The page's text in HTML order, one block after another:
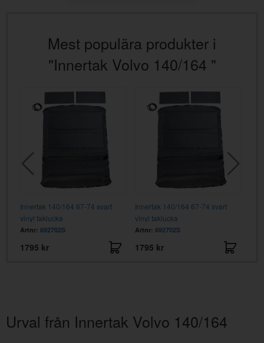
Mest populära produkter i
"Innertak Volvo 140/164 "
Innertak 140/164 67-74 svart
vinyl taklucka
Artnr: 692702S
1795 kr
Innertak 140/164 67-74 svart
vinyl taklucka
Artnr: 692702S
1795 kr
Urval från Innertak Volvo 140/164